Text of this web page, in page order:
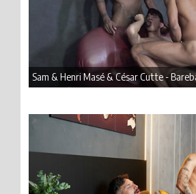
Sam & Henri Masé & César Cutte -